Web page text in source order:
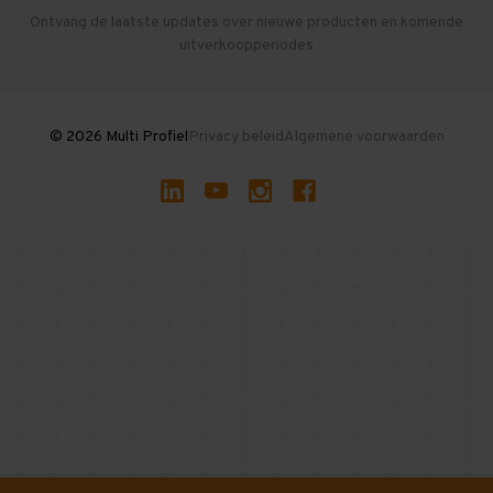
Gebruikte entresolvloeren
Ontvang de laatste updates over nieuwe producten en komende
uitverkoopperiodes
© 2026 Multi ProfielPrivacy beleidAlgemene voorwaarden